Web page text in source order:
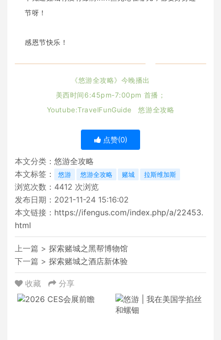
节呀！
感恩节快乐！
《悠游全攻略》今晚播出
美西时间6:45pm-7:00pm 首播；
Youtube:TravelFunGuide 悠游全攻略
点赞(0)
本文分类： 悠游全攻略
本文标签：
悠游 悠游全攻略 赌城 拉斯维加斯
浏览次数： 4412 次浏览
发布日期：2021-11-24 15:16:02
本文链接： https://ifengus.com/index.php/a/22453.
html
上一篇 > 探索赌城之黑帮博物馆
下一篇 > 探索赌城之酒店新体验
收藏 分享